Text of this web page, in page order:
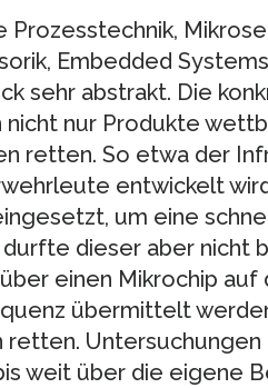
Prozesstechnik,
Embedded
sehr abstrakt. Die
nur Produkte
retten. So etwa der
entwickelt
um eine
durfte dieser aber nicht
einen Mikrochip
übermittelt
retten.
weit über die eigene